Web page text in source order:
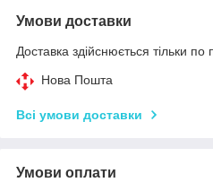
Умови доставки
Доставка здійснюється тільки по
Нова Пошта
Всі умови доставки
Умови оплати